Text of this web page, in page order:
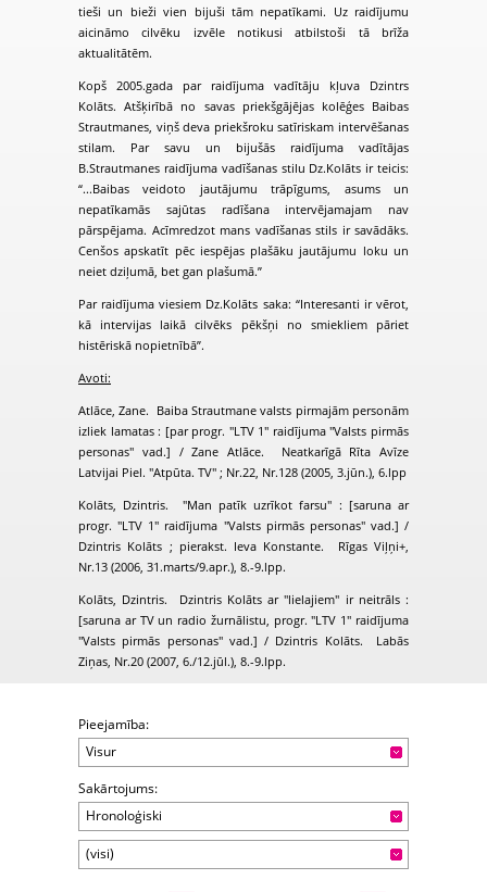
tieši un bieži vien bijuši tām nepatīkami. Uz raidījumu
aicināmo cilvēku izvēle notikusi atbilstoši tā brīža
aktualitātēm.
Kopš 2005.gada par raidījuma vadītāju kļuva Dzintrs
Kolāts. Atšķirībā no savas priekšgājējas kolēģes Baibas
Strautmanes, viņš deva priekšroku satīriskam intervēšanas
stilam. Par savu un bijušās raidījuma vadītājas
B.Strautmanes raidījuma vadīšanas stilu Dz.Kolāts ir teicis:
“...Baibas veidoto jautājumu trāpīgums, asums un
nepatīkamās sajūtas radīšana intervējamajam nav
pārspējama. Acīmredzot mans vadīšanas stils ir savādāks.
Cenšos apskatīt pēc iespējas plašāku jautājumu loku un
neiet dziļumā, bet gan plašumā.”
Par raidījuma viesiem Dz.Kolāts saka: “Interesanti ir vērot,
kā intervijas laikā cilvēks pēkšņi no smiekliem pāriet
histēriskā nopietnībā”.
Avoti:
Atlāce, Zane. Baiba Strautmane valsts pirmajām personām
izliek lamatas : [par progr. "LTV 1" raidījuma "Valsts pirmās
personas" vad.] / Zane Atlāce. Neatkarīgā Rīta Avīze
Latvijai Piel. "Atpūta. TV" ; Nr.22, Nr.128 (2005, 3.jūn.), 6.lpp
Kolāts, Dzintris. "Man patīk uzrīkot farsu" : [saruna ar
progr. "LTV 1" raidījuma "Valsts pirmās personas" vad.] /
Dzintris Kolāts ; pierakst. Ieva Konstante. Rīgas Viļņi+,
Nr.13 (2006, 31.marts/9.apr.), 8.-9.lpp.
Kolāts, Dzintris. Dzintris Kolāts ar "lielajiem" ir neitrāls :
[saruna ar TV un radio žurnālistu, progr. "LTV 1" raidījuma
"Valsts pirmās personas" vad.] / Dzintris Kolāts. Labās
Ziņas, Nr.20 (2007, 6./12.jūl.), 8.-9.lpp.
Pieejamība:
Visur
Sakārtojums:
Hronoloģiski
(visi)